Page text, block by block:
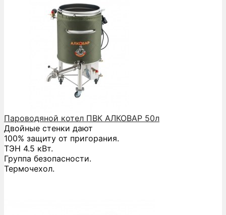
Пароводяной котел ПВК АЛКОВАР 50л
Двойные стенки дают
100% защиту от пригорания.
ТЭН 4.5 кВт.
Группа безопасности.
Термочехол.